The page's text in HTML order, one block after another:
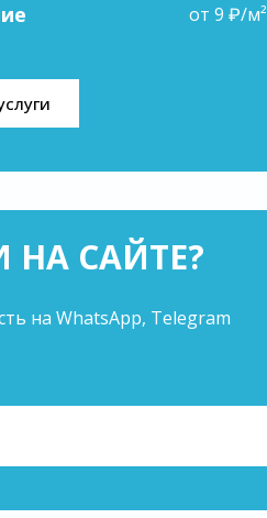
от 9 ₽/м²
САЙТЕ?
на WhatsApp, Telegram